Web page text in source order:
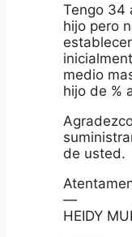
Tengo 34
hijo pero
medio
hijo de %
de usted.
—
HEIDY